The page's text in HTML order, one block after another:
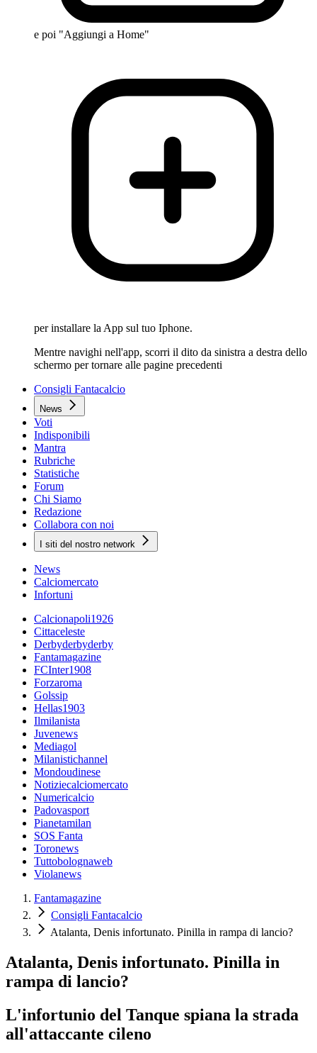
e poi "Aggiungi a Home"
per installare la App sul tuo Iphone.
Mentre navighi nell'app, scorri il dito da sinistra a destra dello
schermo per tornare alle pagine precedenti
Consigli Fantacalcio
News
Voti
Indisponibili
Mantra
Rubriche
Statistiche
Forum
Chi Siamo
Redazione
Collabora con noi
I siti del nostro network
News
Calciomercato
Infortuni
Calcionapoli1926
Cittaceleste
Derbyderbyderby
Fantamagazine
FCInter1908
Forzaroma
Golssip
Hellas1903
Ilmilanista
Juvenews
Mediagol
Milanistichannel
Mondoudinese
Notiziecalciomercato
Numericalcio
Padovasport
Pianetamilan
SOS Fanta
Toronews
Tuttobolognaweb
Violanews
Fantamagazine
Consigli Fantacalcio
Atalanta, Denis infortunato. Pinilla in rampa di lancio?
Atalanta, Denis infortunato. Pinilla in
rampa di lancio?
L'infortunio del Tanque spiana la strada
all'attaccante cileno